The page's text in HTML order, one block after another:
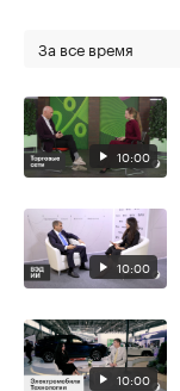
За все время
10:00
10:00
10:00